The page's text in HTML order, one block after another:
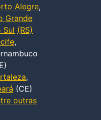
Alegre,
Grande
Sul (RS)
,
,
(CE)
outras